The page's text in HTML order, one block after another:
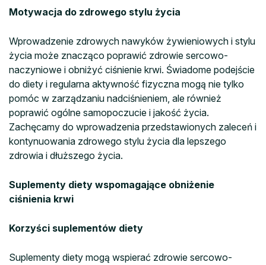
Motywacja do zdrowego stylu życia
Wprowadzenie zdrowych nawyków żywieniowych i stylu
życia może znacząco poprawić zdrowie sercowo-
naczyniowe i obniżyć ciśnienie krwi. Świadome podejście
do diety i regularna aktywność fizyczna mogą nie tylko
pomóc w zarządzaniu nadciśnieniem, ale również
poprawić ogólne samopoczucie i jakość życia.
Zachęcamy do wprowadzenia przedstawionych zaleceń i
kontynuowania zdrowego stylu życia dla lepszego
zdrowia i dłuższego życia.
Suplementy diety wspomagające obniżenie
ciśnienia krwi
Korzyści suplementów diety
Suplementy diety mogą wspierać zdrowie sercowo-